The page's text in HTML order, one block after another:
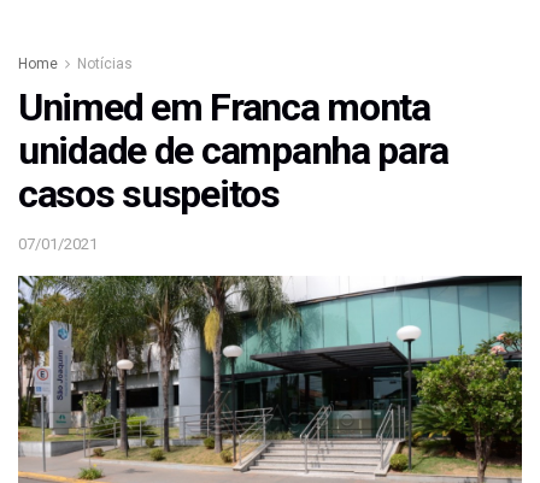
Home Notícias
Unimed em Franca monta
unidade de campanha para
casos suspeitos
07/01/2021